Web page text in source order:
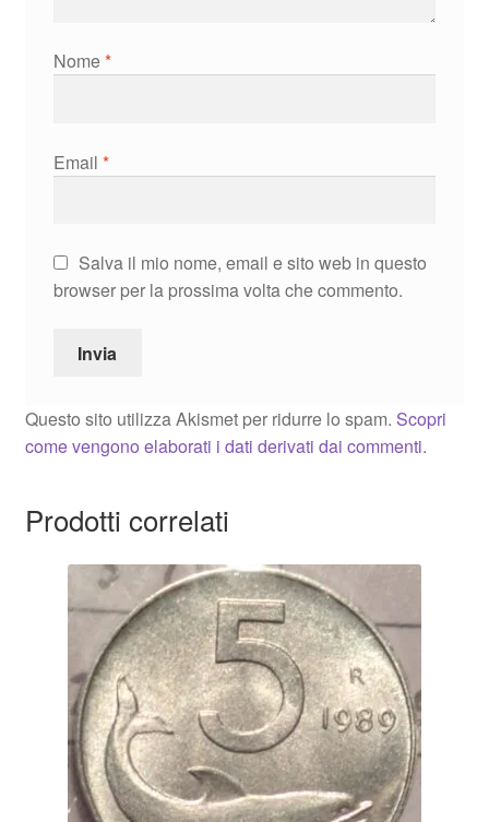
Nome*
Email *
Salva il mio nome, email e sito web in questo
browser per la prossima volta che commento.
Questo sito utilizza Akismet per ridurre lo spam. Scopri
come vengono elaborati i dati derivati dai commenti.
Prodotti correlati